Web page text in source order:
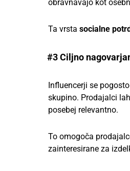
obravnavajo kot
Ta vrsta socialne
#3 Ciljno
Influencerji se
skupino. Prodajalci
posebej relevantno.
To omogoča
zainteresirane za